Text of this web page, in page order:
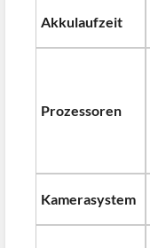
Akkulaufzeit
Prozessoren
Kamerasystem